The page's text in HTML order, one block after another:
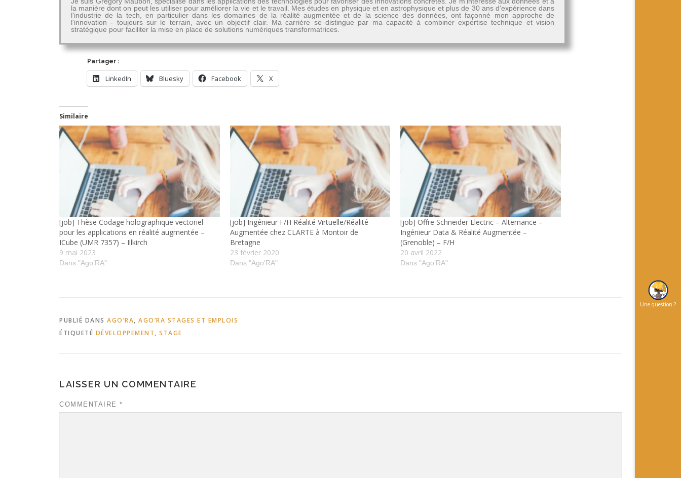
la manière dont on peut les utiliser pour améliorer la vie et le travail. Mes études en physique et en astrophysique et plus de 30 ans d'expérience dans
l'industrie de la tech, en particulier dans les domaines de la réalité augmentée et de la science des données, ont façonné mon approche de
l'innovation - toujours sur le terrain, avec un objectif clair. Ma carrière se distingue par ma capacité à combiner expertise technique et vision
stratégique pour faciliter la mise en place de solutions numériques transformatrices.
Partager :
LinkedIn Bluesky Facebook X
Similaire
[job] Thèse Codage holographique vectoriel
pour les applications en réalité augmentée –
ICube (UMR 7357) – Illkirch
9 mai 2023
Dans "Ago’RA"
[job] Ingénieur F/H Réalité Virtuelle/Réalité
Augmentée chez CLARTE à Montoir de
Bretagne
23 février 2020
Dans "Ago’RA"
[job] Offre Schneider Electric – Alternance –
Ingénieur Data & Réalité Augmentée –
(Grenoble) – F/H
20 avril 2022
Dans "Ago’RA"
PUBLIÉ DANS AGO’RA, AGO’RA STAGES ET EMPLOIS
ÉTIQUETÉ DÉVELOPPEMENT, STAGE
LAISSER UN COMMENTAIRE
COMMENTAIRE *
Une question ?